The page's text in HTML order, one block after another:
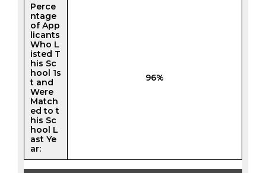
Perce
ntage
of App
licants
Who L
isted T
his Sc
hool 1s
t and
Were
Match
ed to t
his Sc
hool L
ast Ye
ar:
96%